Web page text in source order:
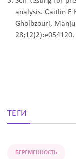
analysis. Caitlin E
Gholbzouri,
28;12(2):e054120.
ТЕГИ
БЕРЕМЕННОСТЬ